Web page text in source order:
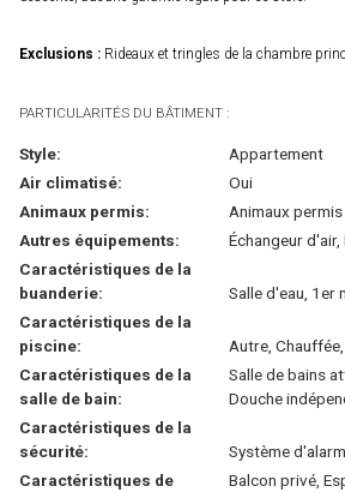
Exclusions : Rideaux et tringles de la chambre
PARTICULARITÉS DU BÂTIMENT :
Style:
Appartement
Air climatisé:
Oui
Animaux permis:
Animaux
Autres équipements:
Échangeur
Caractéristiques de la
buanderie:
Salle d'eau, 1er
Caractéristiques de la
piscine:
Autre,
Caractéristiques de la
salle de bain:
Salle de bains
Douche
Caractéristiques de la
sécurité:
Système
Caractéristiques de
Balcon privé,